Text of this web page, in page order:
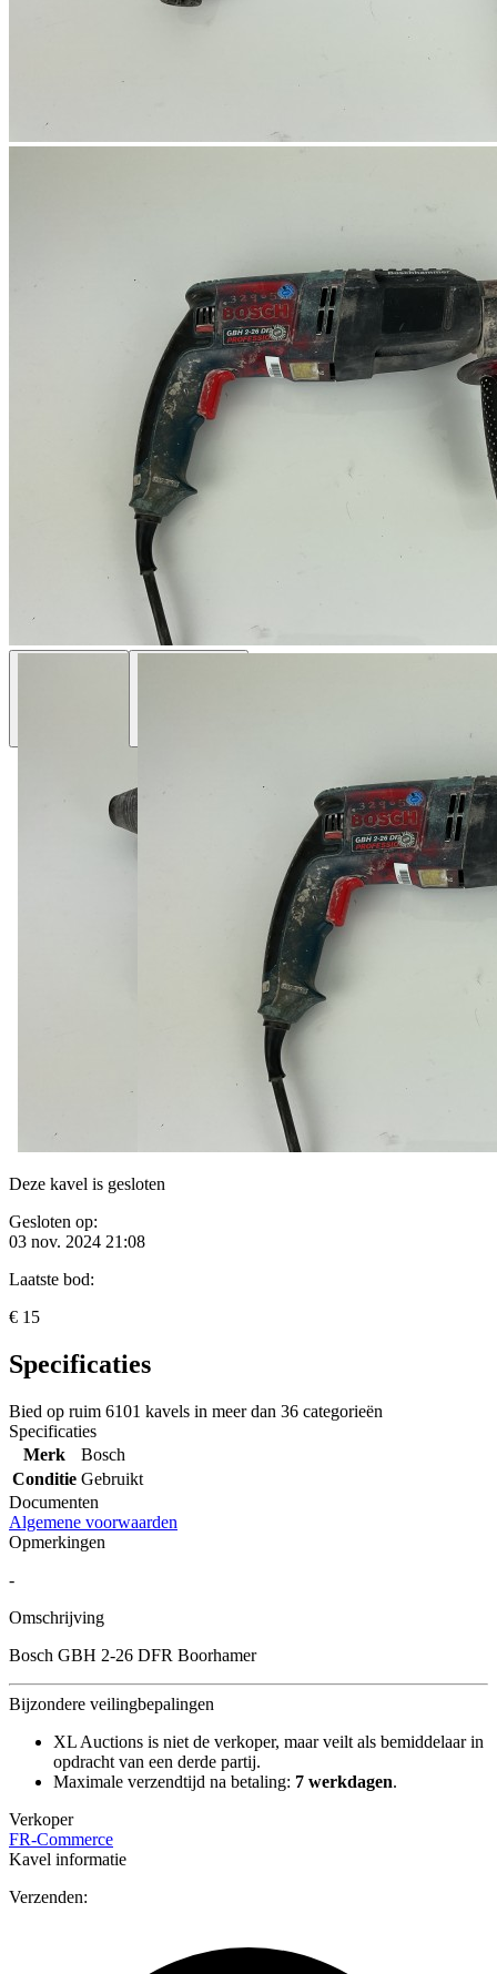
Deze kavel is gesloten
Gesloten op:
03 nov. 2024 21:08
Laatste bod:
€ 15
Specificaties
Bied op ruim 6101 kavels in meer dan 36 categorieën
Specificaties
Merk
Bosch
Conditie Gebruikt
Documenten
Algemene voorwaarden
Opmerkingen
-
Omschrijving
Bosch GBH 2-26 DFR Boorhamer
Bijzondere veilingbepalingen
XL Auctions is niet de verkoper, maar veilt als bemiddelaar in
opdracht van een derde partij.
Maximale verzendtijd na betaling: 7 werkdagen.
Verkoper
FR-Commerce
Kavel informatie
Verzenden: